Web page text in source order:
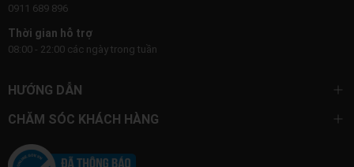
0911 689 896
Thời gian hỗ trợ
08:00 - 22:00 các ngày trong tuần
HƯỚNG DẪN
CHĂM SÓC KHÁCH HÀNG